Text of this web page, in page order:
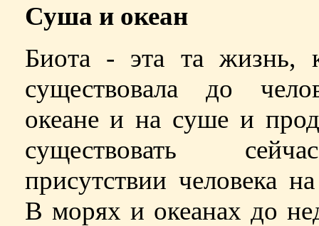
Суша и океан
Биота - эта та жизнь,
существовала до
океане и на суше и
существовать
присутствии человека
В морях и океанах до